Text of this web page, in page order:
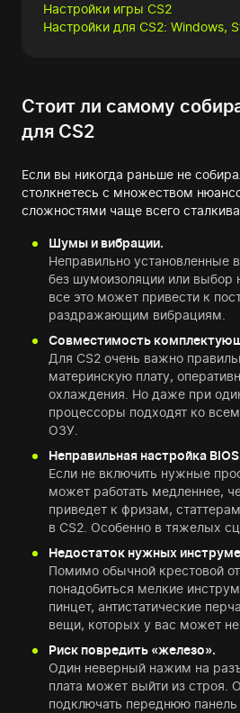
Настройки игры CS2
Настройки для CS2: Windows,
Стоит ли самому
для CS2
Если вы никогда раньше не
столкнетесь с множеством
сложностями чаще всего
Шумы и вибрации.
Неправильно установленные
без шумоизоляции или выбор
все это может привести к
раздражающим вибрациям.
Совместимость
Для CS2 очень важно
материнскую плату,
охлаждения. Но даже при
процессоры подходят ко
ОЗУ.
Неправильная настройка
Если не включить нужные
может работать медленнее,
приведет к фризам,
в CS2. Особенно в тяжелых
Недостаток нужных
Помимо обычной крестовой
понадобиться мелкие
пинцет, антистатические
вещи, которых у вас может не
Риск повредить «железо».
Один неверный нажим на
плата может выйти из строя.
подключать переднюю панель